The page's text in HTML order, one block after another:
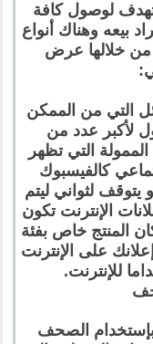
تهدف لوصول كافة
بيعه وهناك أنواع
من خلالها عرض
التي من الممكن
لأكبر عدد من
التي تظهر
كالفيسبوك
يتوقف لثواني ليتم
الإنترنت تكون
المنتج خاص بفئة
على الإنترنت
للإنترنت.
بإستخدام الصحف